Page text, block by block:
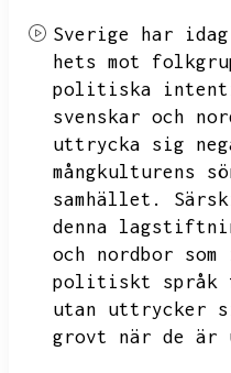
Sverige har
hets mot
politiska
svenskar och
uttrycka sig
mångkulturens
samhället.
denna
och nordbor
politiskt språk
utan uttrycker
grovt när de är